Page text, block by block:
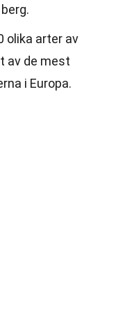
olika arter av
av de mest
i Europa.